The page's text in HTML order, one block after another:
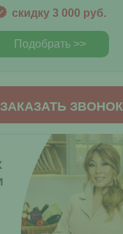
скидку 3 000 руб.
Подобрать >>
ЗАКАЗАТЬ ЗВОНОК